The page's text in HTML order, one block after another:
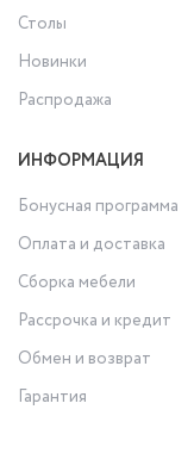
Столы
Новинки
Распродажа
ИНФОРМАЦИЯ
Бонусная программа
Оплата и доставка
Сборка мебели
Рассрочка и кредит
Обмен и возврат
Гарантия